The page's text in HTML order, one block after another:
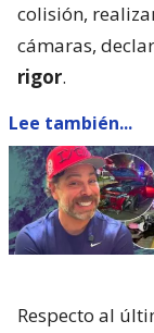
colisión,
cámaras,
rigor.
Lee también...
Respecto al